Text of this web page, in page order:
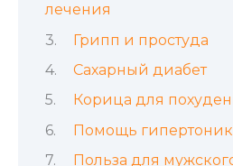
лечения
Грипп и простуда
Сахарный диабет
Корица для
Помощь
Польза для